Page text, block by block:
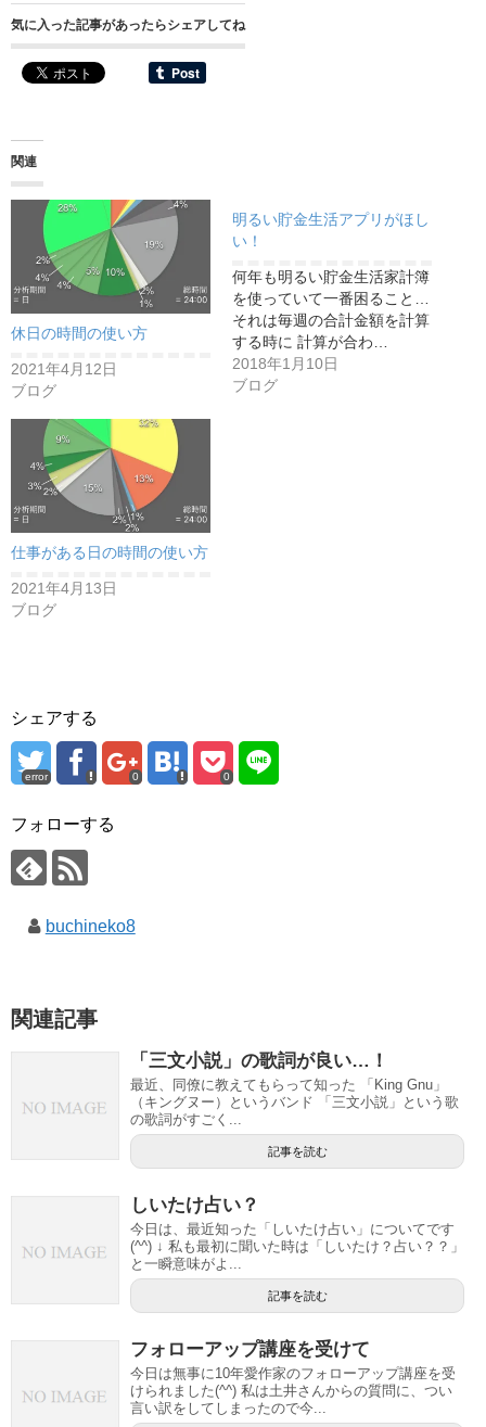
気に入った記事があったらシェアしてね
関連
休日の時間の使い方
2021年4月12日
ブログ
明るい貯金生活アプリがほし
い！
何年も明るい貯金生活家計簿
を使っていて一番困ること…
それは毎週の合計金額を計算
する時に 計算が合わ…
2018年1月10日
ブログ
仕事がある日の時間の使い方
2021年4月13日
ブログ
シェアする
error 0 0
フォローする
buchineko8
関連記事
「三文小説」の歌詞が良い…！
最近、同僚に教えてもらって知った 「King Gnu」
（キングヌー）というバンド 「三文小説」という歌
の歌詞がすごく...
記事を読む
しいたけ占い？
今日は、最近知った「しいたけ占い」についてです
(^^) ↓ 私も最初に聞いた時は「しいたけ？占い？？」
と一瞬意味がよ...
記事を読む
フォローアップ講座を受けて
今日は無事に10年愛作家のフォローアップ講座を受
けられました(^^) 私は土井さんからの質問に、つい
言い訳をしてしまったので今...